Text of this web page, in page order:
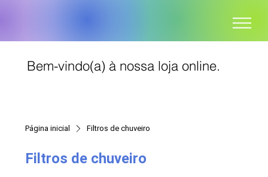
Bem-vindo(a) à nossa loja online.
Página inicial Filtros de chuveiro
Filtros de chuveiro